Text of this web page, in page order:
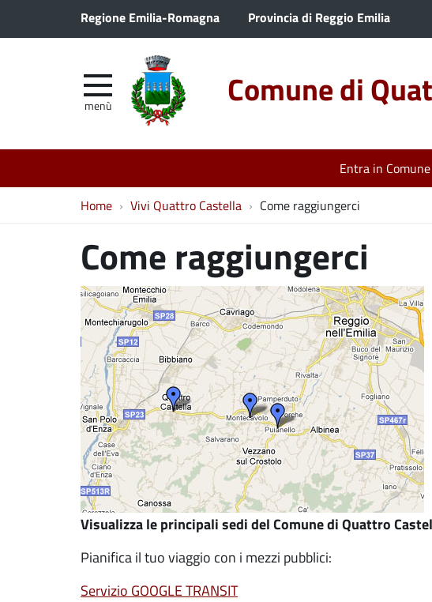
Regione Emilia-Romagna Provincia di Reggio Emilia
Comune di
menù
Entra in Comune
Home Vivi Quattro Castella Come raggiungerci
Come raggiungerci
Visualizza le principali sedi del Comune di Quattro
Pianifica il tuo viaggio con i mezzi pubblici:
Servizio GOOGLE TRANSIT